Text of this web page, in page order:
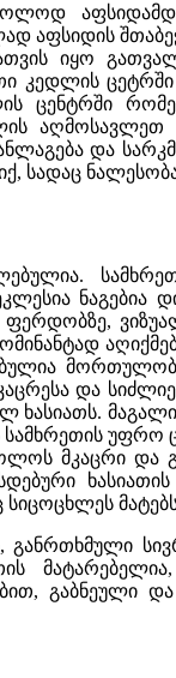
იყო
ცენტრში
და
სადაც
ნაგებია
და
ხასიათს.
უფრო
მკაცრი და
განრთხმული
გაბნეული